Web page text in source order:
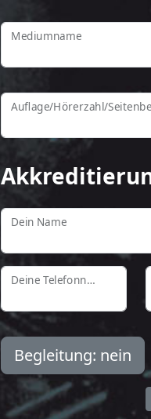
Mediumname
Auflage/Hörerzahl/
Dein Name
Deine Telefonnummer
Begleitung: nein